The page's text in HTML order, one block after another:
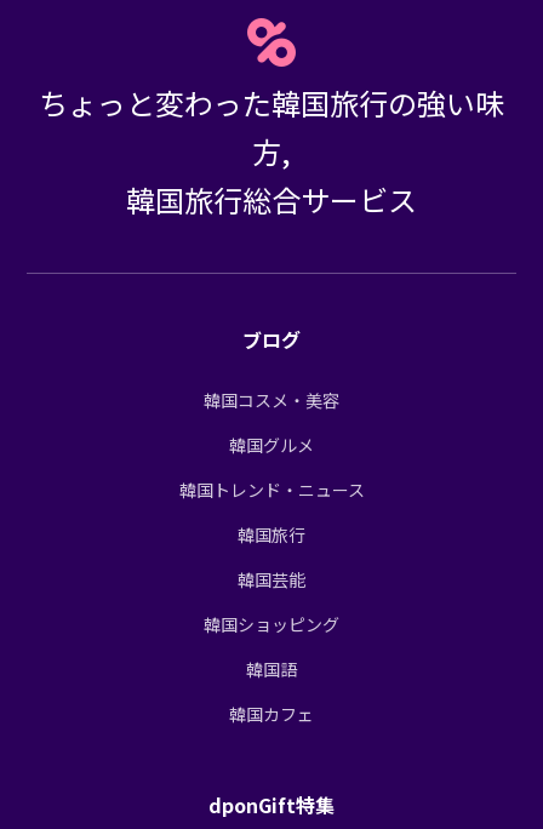
ちょっと変わった韓国旅行の強い味
方,
韓国旅行総合サービス
ブログ
韓国コスメ・美容
韓国グルメ
韓国トレンド・ニュース
韓国旅行
韓国芸能
韓国ショッピング
韓国語
韓国カフェ
dponGift特集